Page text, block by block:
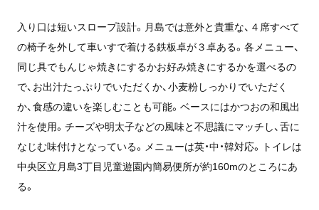
入り口は短いスロープ設計。月島では意外と貴重な、４席すべて
の椅子を外して車いすで着ける鉄板卓が３卓ある。各メニュー、
同じ具でもんじゃ焼きにするかお好み焼きにするかを選べるの
で、お出汁たっぷりでいただくか、小麦粉しっかりでいただく
か、食感の違いを楽しむことも可能。ベースにはかつおの和風出
汁を使用。チーズや明太子などの風味と不思議にマッチし、舌に
なじむ味付けとなっている。メニューは英・中・韓対応。トイレは
中央区立月島3丁目児童遊園内簡易便所が約160mのところにあ
る。